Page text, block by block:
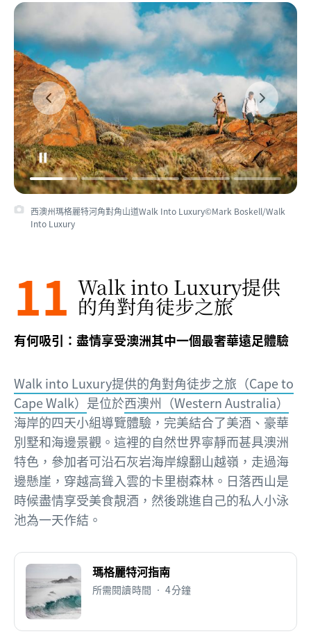
西澳州瑪格麗特河角對角山道Walk Into Luxury©Mark Boskell/Walk
Into Luxury
11 Walk into Luxury提供
的角對角徒步之旅
有何吸引：盡情享受澳洲其中一個最奢華遠足體驗
Walk into Luxury提供的角對角徒步之旅（Cape to
Cape Walk） 是位於西澳州（Western Australia）
海岸的四天小組導覽體驗，完美結合了美酒、豪華
別墅和海邊景觀。這裡的自然世界寧靜而甚具澳洲
特色，參加者可沿石灰岩海岸線翻山越嶺，走過海
邊懸崖，穿越高聳入雲的卡里樹森林。日落西山是
時候盡情享受美食靚酒，然後跳進自己的私人小泳
池為一天作結。
瑪格麗特河指南
所需閱讀時間 • 4分鐘